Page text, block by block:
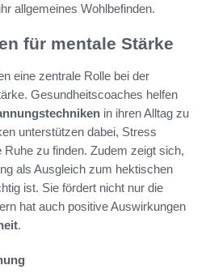
allgemeines Wohlbefinden.
für mentale Stärke
eine zentrale Rolle bei der
Gesundheitscoaches helfen
in ihren Alltag zu
unterstützen dabei, Stress
Ruhe zu finden. Zudem zeigt sich,
als Ausgleich zum hektischen
ist. Sie fördert nicht nur die
hat auch positive Auswirkungen
.